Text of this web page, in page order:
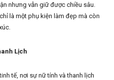
nhưng vẫn giữ được chiều sâu.
là một phụ kiện làm đẹp mà còn
Lịch
tế, nơi sự nữ tính và thanh lịch